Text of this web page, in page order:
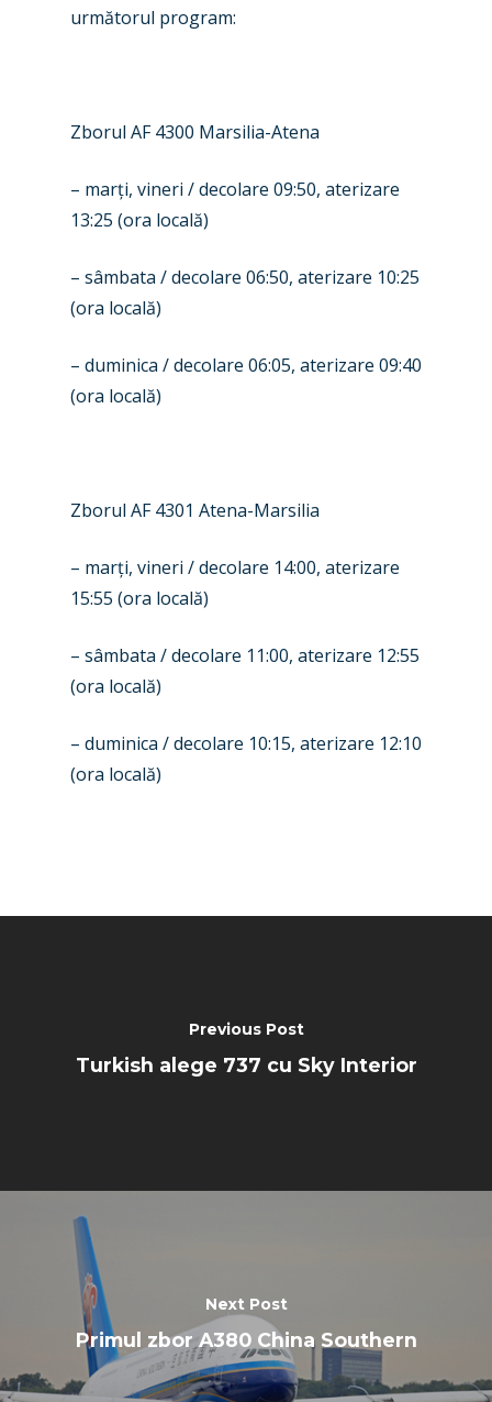
următorul program:
Zborul AF 4300 Marsilia-Atena
– marți, vineri / decolare 09:50, aterizare
13:25 (ora locală)
– sâmbata / decolare 06:50, aterizare 10:25
(ora locală)
– duminica / decolare 06:05, aterizare 09:40
(ora locală)
Zborul AF 4301 Atena-Marsilia
– marți, vineri / decolare 14:00, aterizare
15:55 (ora locală)
– sâmbata / decolare 11:00, aterizare 12:55
(ora locală)
– duminica / decolare 10:15, aterizare 12:10
(ora locală)
Previous Post
Turkish alege 737 cu Sky Interior
Next Post
Primul zbor A380 China Southern
Accidents / Incidents
Airshows
Paris 2019